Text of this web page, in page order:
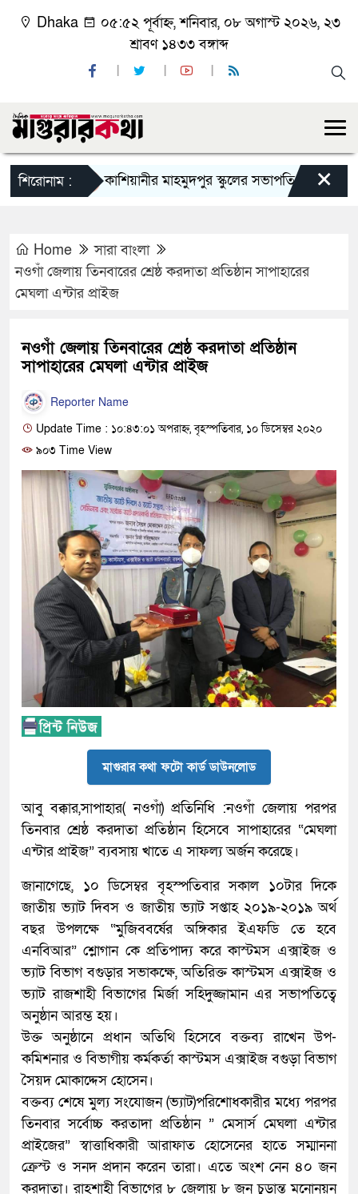
Dhaka
০৫:৫২ পূর্বাহ্ন, শনিবার, ০৮ অগাস্ট ২০২৬, ২৩
শ্রাবণ ১৪৩৩ বঙ্গাব্দ
শিরোনাম : কাশিয়ানীর মাহমুদপুর স্কুলের সভাপতি হলেন গোবিন্দ
×
Home
সারা বাংলা
নওগাঁ জেলায় তিনবারের শ্রেষ্ঠ করদাতা প্রতিষ্ঠান সাপাহারের
মেঘলা এন্টার প্রাইজ
নওগাঁ জেলায় তিনবারের শ্রেষ্ঠ করদাতা প্রতিষ্ঠান
সাপাহারের মেঘলা এন্টার প্রাইজ
Reporter Name
Update Time : ১০:৪৩:০১ অপরাহ্ন, বৃহস্পতিবার, ১০ ডিসেম্বর ২০২০
৯০৩ Time View
মাগুরার কথা ফটো কার্ড ডাউনলোড
আবু বক্কার,সাপাহার( নওগাঁ) প্রতিনিধি :নওগাঁ জেলায় পরপর
তিনবার শ্রেষ্ঠ করদাতা প্রতিষ্ঠান হিসেবে সাপাহারের “মেঘলা
এন্টার প্রাইজ” ব্যবসায় খাতে এ সাফল্য অর্জন করেছে।
জানাগেছে, ১০ ডিসেম্বর বৃহস্পতিবার সকাল ১০টার দিকে
জাতীয় ভ্যাট দিবস ও জাতীয় ভ্যাট সপ্তাহ ২০১৯-২০১৯ অর্থ
বছর উপলক্ষে “মুজিববর্ষের অঙ্গিকার ইএফডি তে হবে
এনবিআর” শ্লোগান কে প্রতিপাদ্য করে কাস্টমস এক্সাইজ ও
ভ্যাট বিভাগ বগুড়ার সভাকক্ষে, অতিরিক্ত কাস্টমস এক্সাইজ ও
ভ্যাট রাজশাহী বিভাগের মির্জা সহিদুজ্জামান এর সভাপতিত্বে
অনুষ্ঠান আরম্ভ হয়।
উক্ত অনুষ্ঠানে প্রধান অতিথি হিসেবে বক্তব্য রাখেন উপ-
কমিশনার ও বিভাগীয় কর্মকর্তা কাস্টমস এক্সাইজ বগুড়া বিভাগ
সৈয়দ মোকাদ্দেস হোসেন।
বক্তব্য শেষে মুল্য সংযোজন (ভ্যাট)পরিশোধকারীর মধ্যে পরপর
তিনবার সর্বোচ্চ করতাদা প্রতিষ্ঠান ” মেসার্স মেঘলা এন্টার
প্রাইজের” স্বাত্তাধিকারী আরাফাত হোসেনের হাতে সম্মাননা
ক্রেস্ট ও সনদ প্রদান করেন তারা। এতে অংশ নেন ৪০ জন
করদাতা। রাহশাহী বিভাগের ৮ জেলায় ৮ জন চুড়ান্ত মনোনয়ন